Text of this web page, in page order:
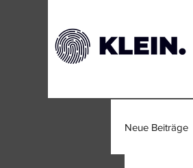
Neue Beiträge